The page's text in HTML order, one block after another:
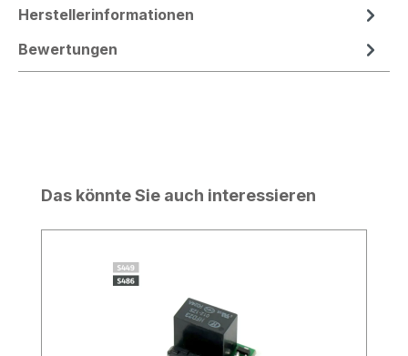
Herstellerinformationen
Bewertungen
Produktgalerie überspringen
Das könnte Sie auch interessieren